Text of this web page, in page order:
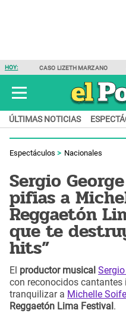
HOY: CASO LIZETH MARZANO
ÚLTIMAS NOTICIAS
Espectáculos Nacionales
Sergio
pifias a
Reggaetón
que te
hits”
El productor musical
con reconocidos cantantes
tranquilizar a Michelle
Reggaetón Lima Festival .